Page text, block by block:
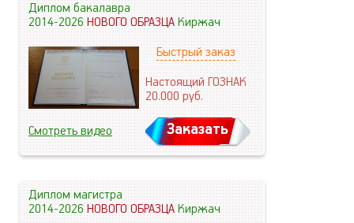
Диплом бакалавра
2014-2026НОВОГО ОБРАЗЦАКиржач
Быстрый заказ
Настоящий ГОЗНАК
20.000руб.
Смотреть видео Заказать
Диплом магистра
2014-2026НОВОГО ОБРАЗЦАКиржач